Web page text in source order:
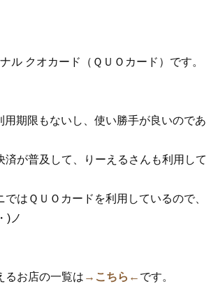
ル クオカード（ＱＵＯカード）です。
用期限もないし、使い勝手が良いのであ
済が普及して、りーえるさんも利用して
ではＱＵＯカードを利用しているので、
)ノ
るお店の一覧は →こちら← です。